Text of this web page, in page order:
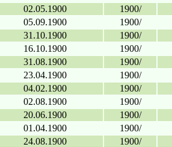
02.05.1900 1900/
05.09.1900 1900/
31.10.1900 1900/
16.10.1900 1900/
31.08.1900 1900/
23.04.1900 1900/
04.02.1900 1900/
02.08.1900 1900/
20.06.1900 1900/
01.04.1900 1900/
24.08.1900 1900/